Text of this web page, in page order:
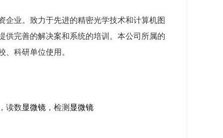
企业。致力于先进的精密光学技术和计算机图
供完善的解决案和系统的培训。本公司所属的
科研单位使用。
，读数显微镜 ，检测 显微镜